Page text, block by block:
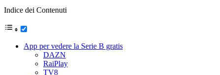
Indice dei Contenuti
App per vedere la Serie B gratis
DAZN
RaiPlay
TV8